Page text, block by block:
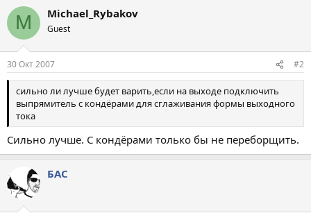
M Michael_Rybakov
Guest
30 Окт 2007 #2
сильно ли лучше будет варить,если на выходе подключить
выпрямитель с кондёрами для сглаживания формы выходного
тока
Сильно лучше. С кондёрами только бы не переборщить.
БАС